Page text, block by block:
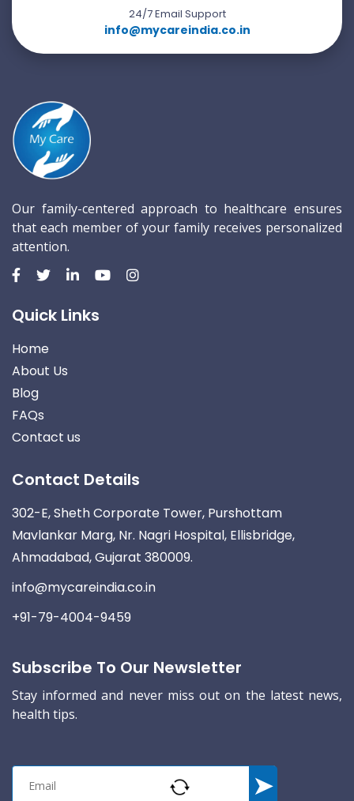
24/7 Email Support
info@mycareindia.co.in
Our family-centered approach to healthcare ensures
that each member of your family receives personalized
attention.
Quick Links
Home
About Us
Blog
FAQs
Contact us
Contact Details
302-E, Sheth Corporate Tower, Purshottam
Mavlankar Marg, Nr. Nagri Hospital, Ellisbridge,
Ahmadabad, Gujarat 380009.
info@mycareindia.co.in
+91-79-4004-9459
Subscribe To Our Newsletter
Stay informed and never miss out on the latest news,
health tips.